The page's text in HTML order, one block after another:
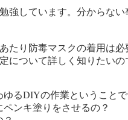
強しています。分からない
たり防毒マスクの着用は必
について詳しく知りたいの
るDIYの作業ということで
ンキ塗りをさせるの？